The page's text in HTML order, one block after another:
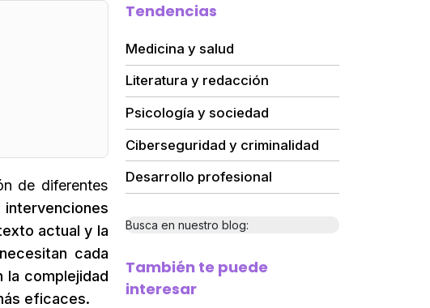
de diferentes
intervenciones
actual y la
cada
la complejidad
eficaces.
Tendencias
Medicina y salud
Literatura y redacción
Psicología y sociedad
Ciberseguridad y criminalidad
Desarrollo profesional
Busca en nuestro blog:
También te puede
interesar